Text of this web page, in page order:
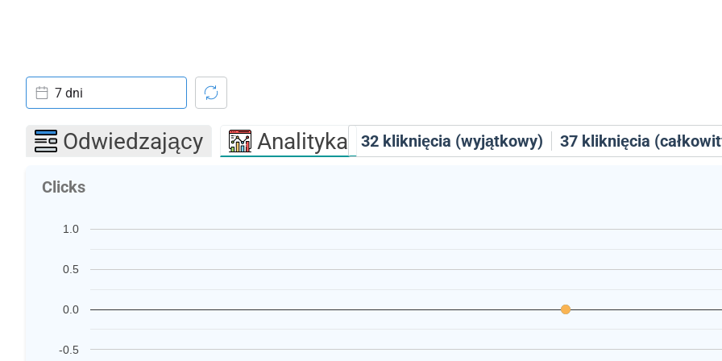
32 kliknięcia (wyjątkowy) 37 kliknięcia
7 dni
Odwiedzający Analityka
Clicks
-0.5
0.0
0.5
1.0